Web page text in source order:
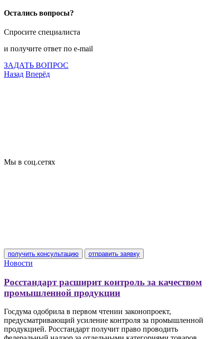
Остались вопросы?
Спросите специалиста
и получите ответ по e-mail
ЗАДАТЬ ВОПРОС
Назад Вперёд
Мы в соц.сетях
получить консультацию отправить заявку
Новости
Росстандарт расширит контроль за качеством
промышленной продукции
Госдума одобрила в первом чтении законопроект,
предусматривающий усиление контроля за промышленной
продукцией. Росстандарт получит право проводить